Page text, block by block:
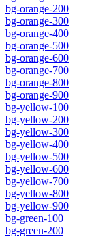
bg-orange-200
bg-orange-300
bg-orange-400
bg-orange-500
bg-orange-600
bg-orange-700
bg-orange-800
bg-orange-900
bg-yellow-100
bg-yellow-200
bg-yellow-300
bg-yellow-400
bg-yellow-500
bg-yellow-600
bg-yellow-700
bg-yellow-800
bg-yellow-900
bg-green-100
bg-green-200